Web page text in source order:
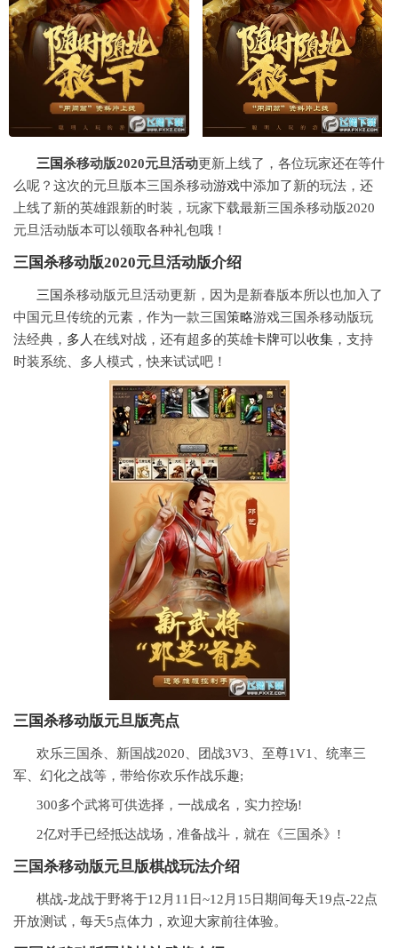
三国杀移动版2020元旦活动更新上线了，各位玩家还在等什
么呢？这次的元旦版本三国杀移动游戏中添加了新的玩法，还
上线了新的英雄跟新的时装，玩家下载最新三国杀移动版2020
元旦活动版本可以领取各种礼包哦！
三国杀移动版2020元旦活动版介绍
三国 杀移动版元旦活动更新，因为是新春版本所以也加入了
中国元旦传统的元素，作为一款三国策略游戏三国杀移动版玩
法经典， 多人在线对战，还有超多的英雄卡牌可以收集 ，支持
时装系统、多人模式，快来试试吧！
三国杀移动版元旦版亮点
欢乐三国杀、新国战2020、团战3V3、至尊1V1、统率三
军、幻化之战等，带给你欢乐作战乐趣;
300多个武将可供选择，一战成名，实力控场!
2亿对手已经抵达战场，准备战斗，就在《三国杀》!
三国杀移动版元旦版棋战玩法介绍
棋战-龙战于野将于12月11日~12月15日期间每天19点-22点
开放测试，每天5点体力，欢迎大家前往体验。